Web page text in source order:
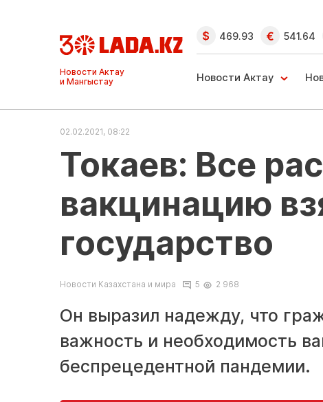
Ақтау және
Манғыстау
жаңалықтары
469.93 541.64
Новости Актау
02.02.2021, 08:22
Токаев: Все
вакцинацию
государство
Новости Казахстана и мира 5 2 968
Он выразил надежду, что
важность и необходимость
беспрецедентной пандемии.